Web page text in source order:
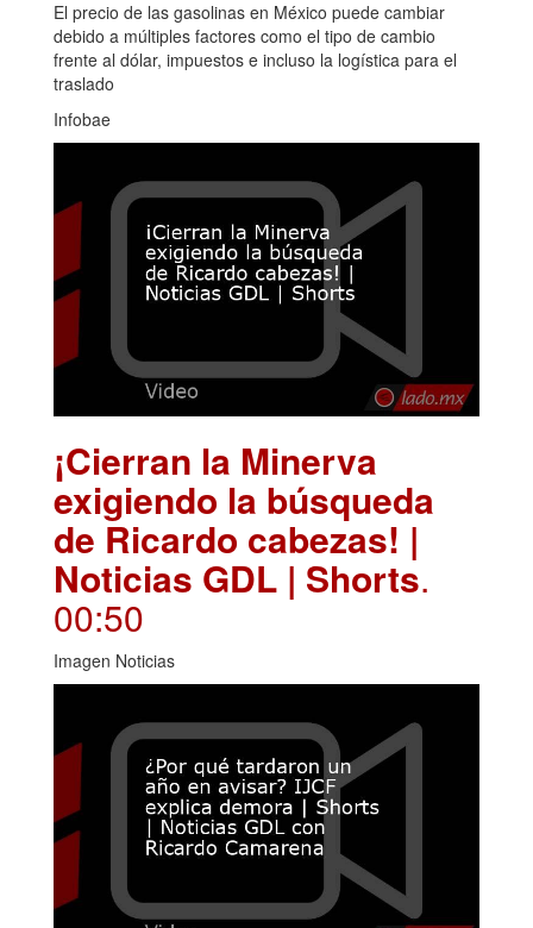
El precio de las gasolinas en México puede cambiar
debido a múltiples factores como el tipo de cambio
frente al dólar, impuestos e incluso la logística para el
traslado
Infobae
¡Cierran la Minerva
exigiendo la búsqueda
de Ricardo cabezas! |
Noticias GDL | Shorts.
00:50
Imagen Noticias